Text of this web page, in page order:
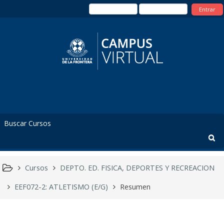
Entrar
Cursos
DEPTO. ED. FISICA, DEPORTES Y RECREACION
EEF072-2: ATLETISMO (E/G)
Resumen